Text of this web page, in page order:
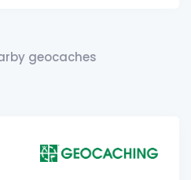
geocaches